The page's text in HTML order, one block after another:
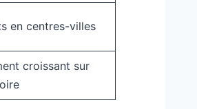
en centres-villes
croissant sur